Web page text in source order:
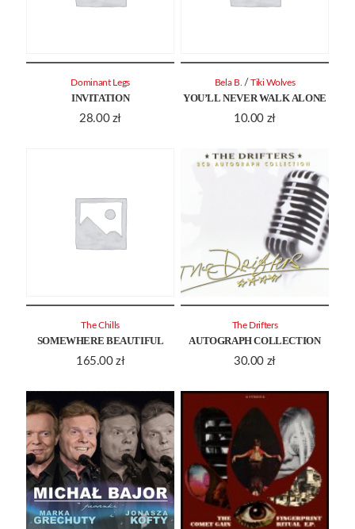
INVITATION
28.00 zł
Dominant Legs
YOU’LL NEVER WALK ALONE
10.00 zł
Bela B. /Tiki Wolves
SOMEWHERE BEAUTIFUL
165.00 zł
The Chills
AUTOGRAPH COLLECTION
30.00 zł
The Drifters